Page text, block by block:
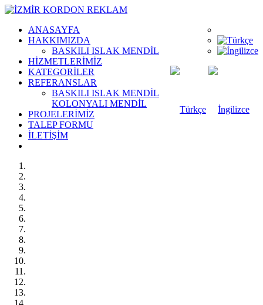
ANASAYFA
HAKKIMIZDA
BASKILI ISLAK MENDİL
HİZMETLERİMİZ
KATEGORİLER
REFERANSLAR
BASKILI ISLAK MENDİL
KOLONYALI MENDİL
PROJELERİMİZ
TALEP FORMU
İLETİŞİM